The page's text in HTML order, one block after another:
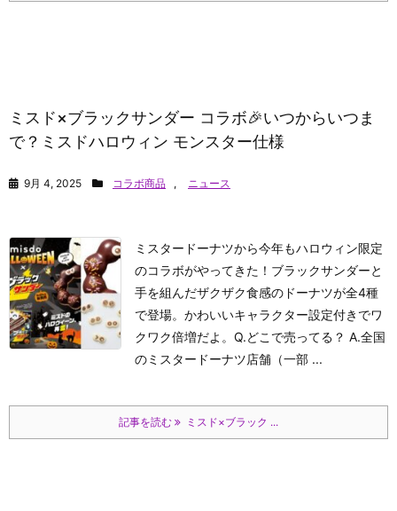
ミスド×ブラックサンダー コラボ🎉いつからいつま
で？ミスドハロウィン モンスター仕様
9月 4, 2025 コラボ商品 , ニュース
ミスタードーナツから今年もハロウィン限定
のコラボがやってきた！ブラックサンダーと
手を組んだザクザク食感のドーナツが全4種
で登場。かわいいキャラクター設定付きでワ
クワク倍増だよ。Q.どこで売ってる？ A.全国
のミスタードーナツ店舗（一部 ...
記事を読む ミスド×ブラック ...